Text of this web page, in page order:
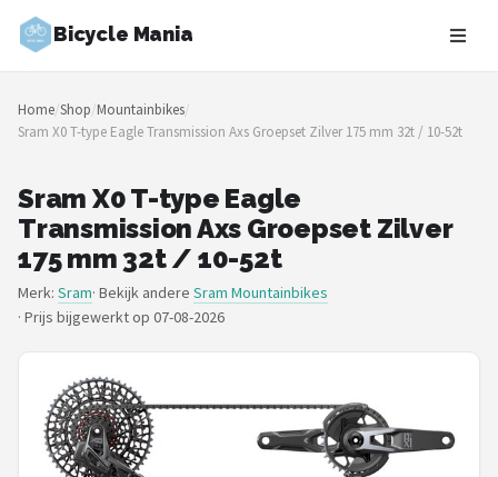
Bicycle Mania
Zoeken
NAVIGATIE
Merken
Blog
Fietsroutes
Kinderfietsen
Stadsfietsen
Home/Shop/Mountainbikes/
Sram X0 T-type Eagle Transmission Axs Groepset Zilver 175 mm 32t / 10-52t
Sram X0 T-type Eagle
Transmission Axs Groepset Zilver
175 mm 32t / 10-52t
Merk: Sram· Bekijk andere Sram Mountainbikes
· Prijs bijgewerkt op 07-08-2026